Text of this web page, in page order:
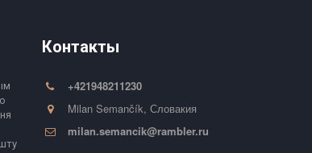
Контакты
+421948211230
Milan Semančík, Словакия
milan.semancik@rambler.ru